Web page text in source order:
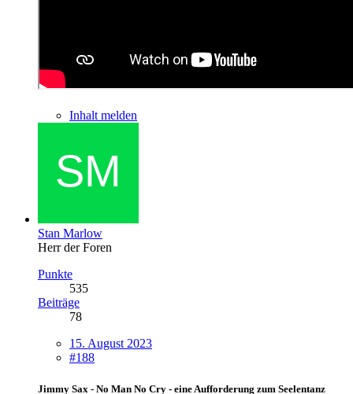
Inhalt melden
Stan Marlow
Herr der Foren
Punkte
535
Beiträge
78
15. August 2023
#188
Jimmy Sax - No Man No Cry - eine Aufforderung zum Seelentanz